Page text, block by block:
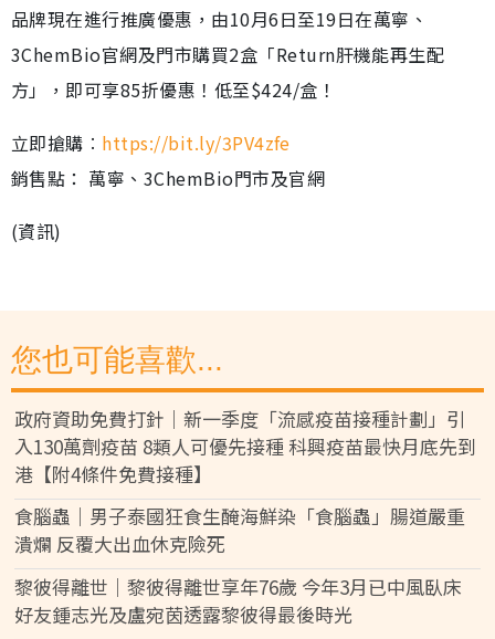
品牌現在進行推廣優惠，由10月6日至19日在萬寧、
3ChemBio官網及門市購買2盒「Return肝機能再生配
方」，即可享85折優惠！低至$424/盒！
立即搶購︰ https://bit.ly/3PV4zfe
銷售點： 萬寧、3ChemBio門市及官網
(資訊)
您也可能喜歡...
政府資助免費打針｜新一季度「流感疫苗接種計劃」引
入130萬劑疫苗 8類人可優先接種 科興疫苗最快月底先到
港【附4條件免費接種】
食腦蟲｜男子泰國狂食生醃海鮮染「食腦蟲」腸道嚴重
潰爛 反覆大出血休克險死
黎彼得離世｜黎彼得離世享年76歲 今年3月已中風臥床
好友鍾志光及盧宛茵透露黎彼得最後時光